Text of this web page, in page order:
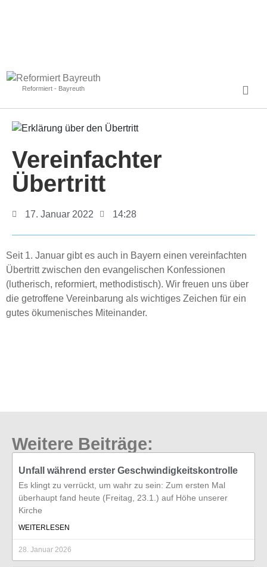
Reformiert - Bayreuth
Vereinfachter
Übertritt
17. Januar 2022 14:28
Seit 1. Januar gibt es auch in Bayern einen vereinfachten
Übertritt zwischen den evangelischen Konfessionen
(lutherisch, reformiert, methodistisch). Wir freuen uns über
die getroffene Vereinbarung als wichtiges Zeichen für ein
gutes ökumenisches Miteinander.
Weitere Beiträge:
Unfall während erster Geschwindigkeitskontrolle
Es klingt zu verrückt, um wahr zu sein: Zum ersten Mal
überhaupt fand heute (Freitag, 23.1.) auf Höhe unserer
Kirche
WEITERLESEN
28. Januar 2026